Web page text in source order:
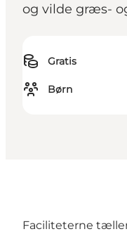
og vilde græs-
Gratis
Børn
Faciliteterne